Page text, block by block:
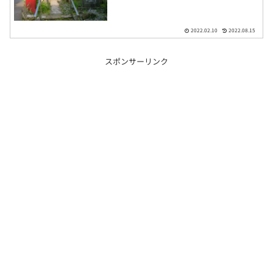
2022.02.10 2022.08.15
スポンサーリンク